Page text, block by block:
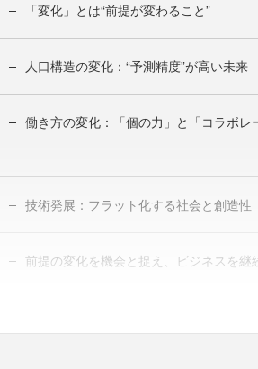
「変化」とは“前提が変わること”
人口構造の変化：“予測精度”が高い未来
働き方の変化：「個の力」と「コラボレ
技術発展：フラット化する社会と創造性
前提の変化を機会と捉え、ビジネスを継